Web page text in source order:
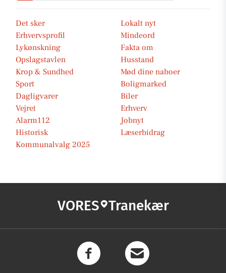
Det sker
Lokalt nyt
Erhvervsprofil
Mindeord
Lykønskning
Fakta om
Opslagstavlen
Husstand
Krop & Sundhed
Mød dine naboer
Sport
Boligmarked
Dagligvarer
Biler
Vejret
Erhverv
Alarm112
Jobnyt
Historisk
Læserbidrag
Kommunalvalg 2025
VORES Tranekær